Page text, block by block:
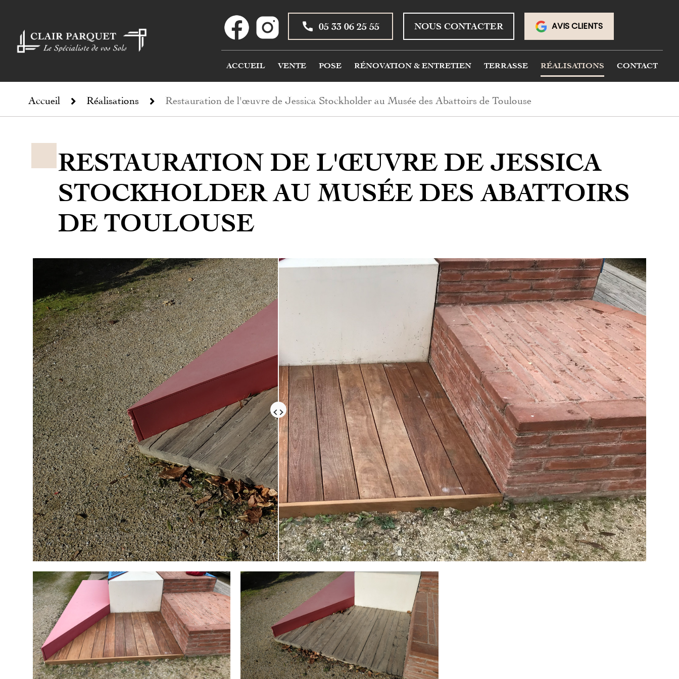
05 33 06 25 55 NOUS CONTACTER AVIS CLIENTS
ACCUEIL VENTE POSE RÉNOVATION & ENTRETIEN TERRASSE RÉALISATIONS CONTACT
Accueil Réalisations Restauration de l'œuvre de Jessica Stockholder au Musée des Abattoirs de Toulouse
RESTAURATION DE L'ŒUVRE DE JESSICA
STOCKHOLDER AU MUSÉE DES ABATTOIRS
DE TOULOUSE